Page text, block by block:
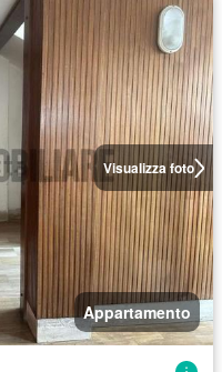
Visualizza foto
Appartamento